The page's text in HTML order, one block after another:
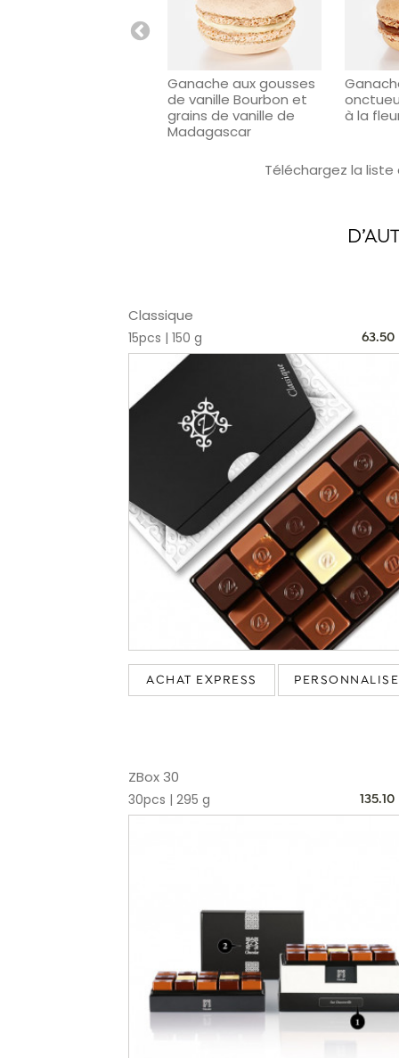
Ganache aux gousses
de vanille Bourbon et
grains de vanille de
Madagascar
à la
Téléchargez la
Classique
15pcs | 150 g 63.50
ACHAT EXPRESS
ZBox 30
30pcs | 295 g